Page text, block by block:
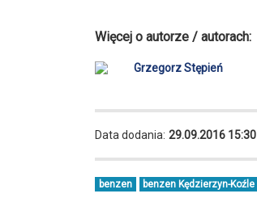
Więcej o autorze / autorach:
Grzegorz Stępień
Data dodania: 29.09.2016 15:30
benzen benzen Kędzierzyn-Koźle